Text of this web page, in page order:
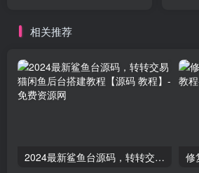
相关推荐
2024最新鲨鱼台源码，转转交易猫闲鱼后台搭建教程【源码 教程】